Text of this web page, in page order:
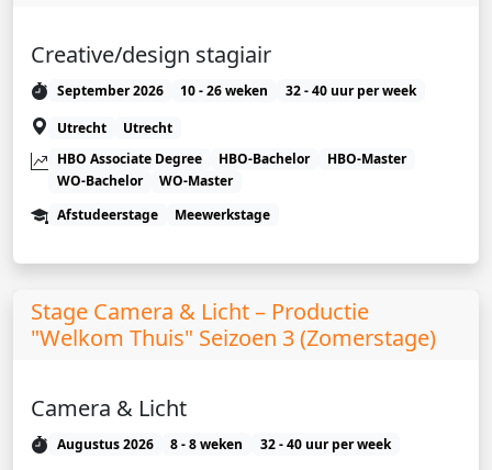
Creative/design stagiair
September 2026 10 - 26 weken
32 - 40 uur per week
Utrecht
Utrecht
HBO Associate Degree
HBO-Bachelor
HBO-Master
WO-Bachelor
WO-Master
Afstudeerstage
Meewerkstage
Stage Camera & Licht – Productie
"Welkom Thuis" Seizoen 3 (Zomerstage)
Camera & Licht
Augustus 2026 8 - 8 weken
32 - 40 uur per week